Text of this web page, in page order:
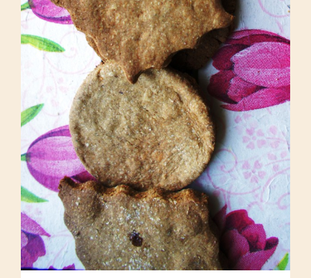
Każdy z Nas ma w sobie
„ciasteczkowego” potworaaaa ;)